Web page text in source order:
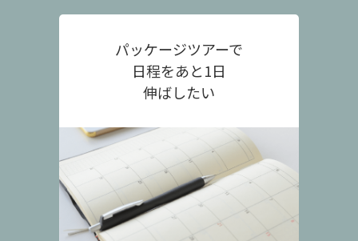
パッケージツアーで
日程をあと1日
伸ばしたい